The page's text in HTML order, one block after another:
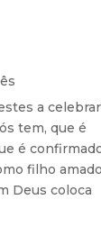
a
tem, que é
é
filho
Deus coloca